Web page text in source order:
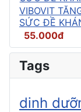
VIBOVIT
SỨC ĐỀ
55.000đ
Tags
dinh